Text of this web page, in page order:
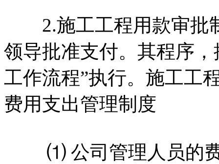
2.施工工程用款审批
领导批准支付。其程序
工作流程”执行。施工工
费用支出管理制度
⑴ 公司管理人员的费